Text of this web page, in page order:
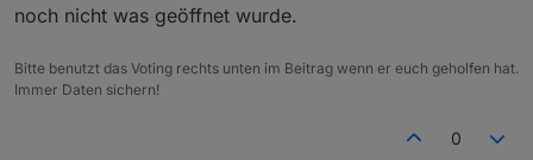
Das sollte es gewesen sein.
Hier nochmal die ganze Funktion nach Änderung:
noch nicht was geöffnet wurde.
Bitte benutzt das Voting rechts unten im Beitrag wenn er euch geholfen hat.
Immer Daten sichern!
0